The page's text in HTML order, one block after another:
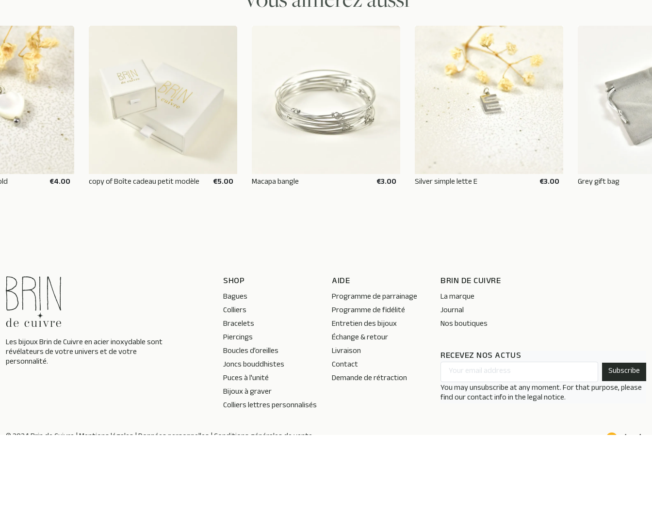
€4.00 ADD TO BASKET
copy of Boîte cadeau petit modèle €5.00 Macapa bangle €3.00 ADD TO BASKET
Silver simple lette E €3.00 Grey gift bag
Les bijoux Brin de Cuivre en acier inoxydable sont
révélateurs de votre univers et de votre
personnalité.
SHOP
Bagues
Colliers
Bracelets
Piercings
Boucles d’oreilles
Joncs bouddhistes
Puces à l'unité
Bijoux à graver
Colliers lettres personnalisés
AIDE
Programme de parrainage
Programme de fidélité
Entretien des bijoux
Échange & retour
Livraison
Contact
Demande de rétraction
BRIN DE CUIVRE
La marque
Journal
Nos boutiques
RECEVEZ NOS ACTUS
You may unsubscribe at any moment. For that purpose, please
find our contact info in the legal notice.
© 2024 Brin de Cuivre |Mentions légales|Données personnelles|Conditions générales de vente